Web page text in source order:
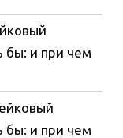
бы: и при чем
бы: и при чем